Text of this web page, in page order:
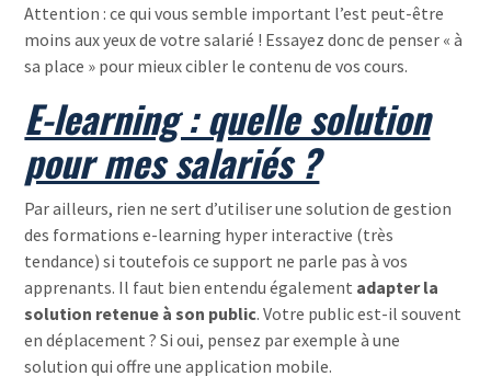
Attention : ce qui vous semble important l’est peut-être
moins aux yeux de votre salarié ! Essayez donc de penser « à
sa place » pour mieux cibler le contenu de vos cours.
E-learning : quelle solution
pour mes salariés ?
Par ailleurs, rien ne sert d’utiliser une solution de gestion
des formations e-learning hyper interactive (très
tendance) si toutefois ce support ne parle pas à vos
apprenants. Il faut bien entendu également adapter la
solution retenue à son public. Votre public est-il souvent
en déplacement ? Si oui, pensez par exemple à une
solution qui offre une application mobile.